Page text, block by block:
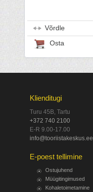
Võrdle
Osta
Klienditugi
Turu 45B, Tartu
+372 740 2100
E-R 9.00-17.00
info@tooriistakeskus.ee
E-poest tellimine
Ostujuhend
Müügitingimused
Kohaletoimetamine